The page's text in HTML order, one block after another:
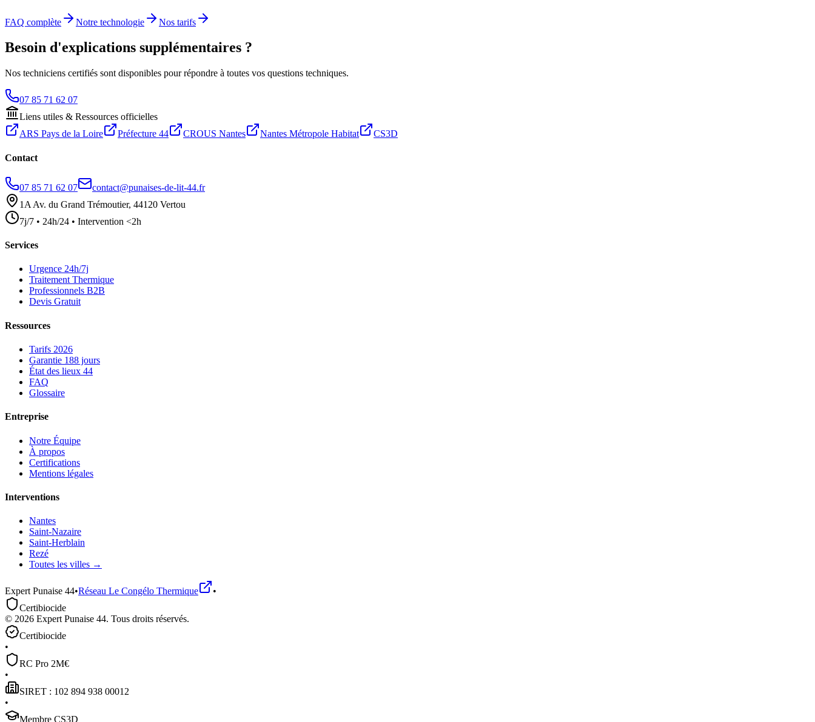
FAQ complète Notre technologie Nos tarifs
Besoin d'explications supplémentaires ?
Nos techniciens certifiés sont disponibles pour répondre à toutes vos questions techniques.
07 85 71 62 07
Liens utiles & Ressources officielles
ARS Pays de la Loire
Préfecture 44 CROUS Nantes Nantes Métropole Habitat CS3D
Contact
07 85 71 62 07
contact@punaises-de-lit-44.fr
1A Av. du Grand Trémoutier, 44120 Vertou
7j/7 • 24h/24 • Intervention <2h
Services
Urgence 24h/7j
Traitement Thermique
Professionnels B2B
Devis Gratuit
Ressources
Tarifs 2026
Garantie 188 jours
État des lieux 44
FAQ
Glossaire
Entreprise
Notre Équipe
À propos
Certifications
Mentions légales
Interventions
Nantes
Saint-Nazaire
Saint-Herblain
Rezé
Toutes les villes →
Expert Punaise 44•Réseau Le Congélo Thermique
•
Certibiocide
© 2026 Expert Punaise 44. Tous droits réservés.
Certibiocide
•
RC Pro 2M€
•
SIRET : 102 894 938 00012
•
Membre CS3D